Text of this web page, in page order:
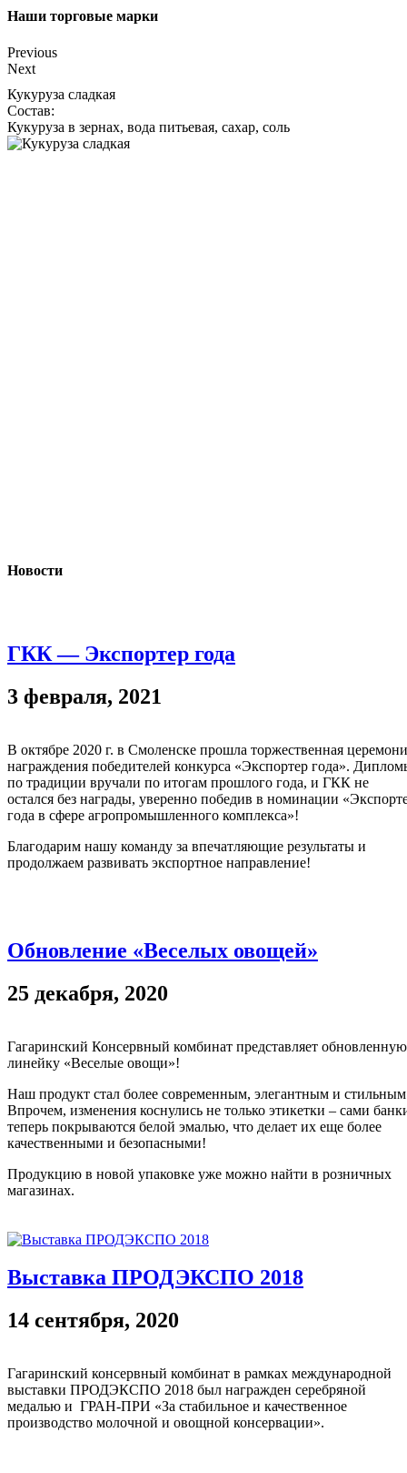
Наши торговые марки
Previous
Next
Кукуруза сладкая
Состав:
Кукуруза в зернах, вода питьевая, сахар, соль
Новости
ГКК — Экспортер года
3 февраля, 2021
В октябре 2020 г. в Смоленске прошла торжественная
награждения победителей конкурса «Экспортер года».
по традиции вручали по итогам прошлого года, и ГКК не
остался без награды, уверенно победив в номинации
года в сфере агропромышленного комплекса»!
Благодарим нашу команду за впечатляющие результаты и
продолжаем развивать экспортное направление!
Обновление «Веселых овощей»
25 декабря, 2020
Гагаринский Консервный комбинат представляет обновленную
линейку «Веселые овощи»!
Наш продукт стал более современным, элегантным и
Впрочем, изменения коснулись не только этикетки – сами
теперь покрываются белой эмалью, что делает их еще более
качественными и безопасными!
Продукцию в новой упаковке уже можно найти в розничных
магазинах.
Выставка ПРОДЭКСПО 2018
14 сентября, 2020
Гагаринский консервный комбинат в рамках международной
выставки ПРОДЭКСПО 2018 был награжден серебряной
медалью и ГРАН-ПРИ «За стабильное и качественное
производство молочной и овощной консервации».